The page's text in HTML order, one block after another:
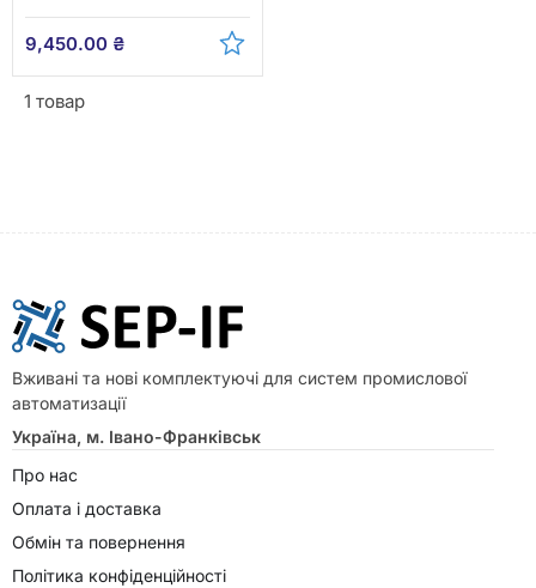
9,450.00 ₴
1 товар
Вживані та нові комплектуючі для систем промислової
автоматизації
Україна, м. Івано-Франківськ
Про нас
Оплата і доставка
Обмін та повернення
Політика конфіденційності